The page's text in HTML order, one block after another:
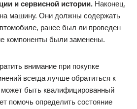
и сервисной истории. Наконец,
машину. Они должны содержать
ранее был ли проведен
компоненты были заменены.
внимание при покупке
всегда лучше обратиться к
быть квалифицированный
помочь определить состояние